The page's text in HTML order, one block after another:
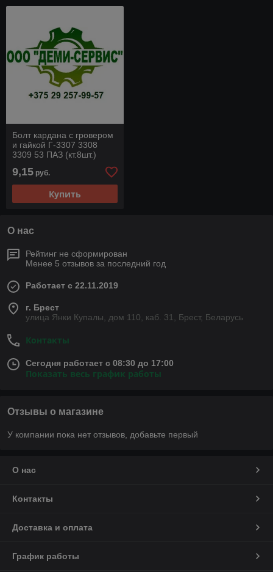
Болт кардана с гровером
и гайкой Г-3307 3308
3309 53 ПАЗ (кт.8шт.)
2200800
9,15 руб.
Купить
О нас
Рейтинг не сформирован
Менее 5 отзывов за последний год
Работает с 22.11.2019
г. Брест
улица Янки Купалы, дом 110, каб. 31, Брест, Беларусь
Контакты
Сегодня работает с 08:30 до 17:00
Показать весь график работы
Отзывы о магазине
У компании пока нет отзывов, добавьте первый
О нас
Контакты
Доставка и оплата
График работы